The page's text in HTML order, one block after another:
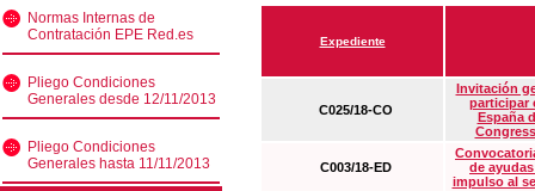
Normas Internas de
Contratación EPE Red.es
Pliego Condiciones
Generales desde 12/11/2013
Pliego Condiciones
Generales hasta 11/11/2013
Expediente
C025/18-CO
Invitación
participar
España
C003/18-ED
de
impulso al